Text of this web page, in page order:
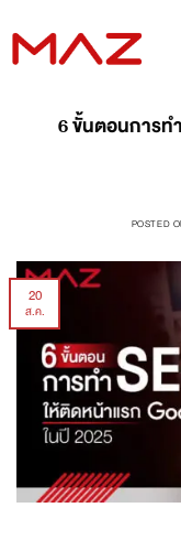
6 ขั้นตอนการท
POSTED
20
ส.ค.